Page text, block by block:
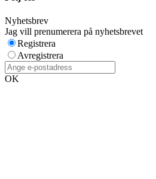
Nyhetsbrev
Jag vill prenumerera på nyhetsbrevet
Registrera
Avregistrera
OK